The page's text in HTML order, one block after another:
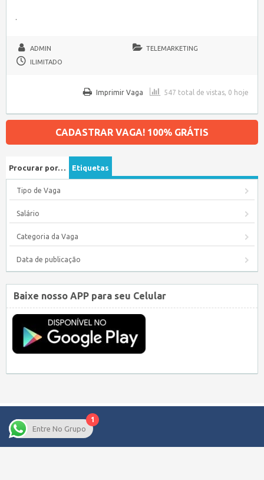
.
ADMIN
TELEMARKETING
ILIMITADO
547 total de vistas, 0 hoje
Imprimir Vaga
CADASTRAR VAGA! 100% GRÁTIS
Procurar por… Etiquetas
Tipo de Vaga
Salário
Categoria da Vaga
Data de publicação
Baixe nosso APP para seu Celular
1
Entre No Grupo